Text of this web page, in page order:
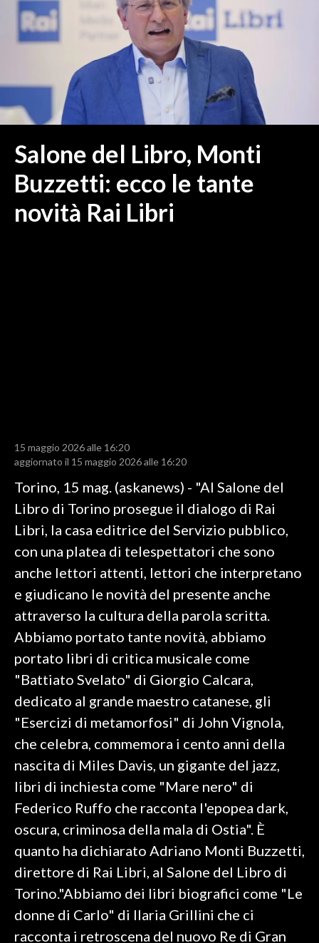
MEDIO CAMPIDANO
ORISTANO E PROVINCIA
NUORO E PROVINCIA
OGLIASTRA
ITALIA
MONDO
RISULTATI E CLASSIFICHE
CALCIO REGIONALE
BASKET
VOLLEY
MOTORI
TENNIS
ALTRI SPORT
CULTURA
SPETTACOLI
GOSSIP
SALUTE
SARDEGNA TURISMO
SARDI NEL MONDO
NOTIZIE
EVENTI
3 MINUTI CON
Salone del Libro, Monti
Buzzetti: ecco le tante
novità Rai Libri
15 maggio 2026 alle 16:20
aggiornato il 15 maggio 2026 alle 16:20
Torino, 15 mag. (askanews) - "Al Salone del
Libro di Torino prosegue il dialogo di Rai
Libri, la casa editrice del Servizio pubblico,
con una platea di telespettatori che sono
anche lettori attenti, lettori che interpretano
e giudicano le novità del presente anche
attraverso la cultura della parola scritta.
Abbiamo portato tante novità, abbiamo
portato libri di critica musicale come
"Battiato Svelato" di Giorgio Calcara,
dedicato al grande maestro catanese, gli
"Esercizi di metamorfosi" di John Vignola,
che celebra, commemora i cento anni della
nascita di Miles Davis, un gigante del jazz,
libri di inchiesta come "Mare nero" di
Federico Ruffo che racconta l'epopea dark,
oscura, criminosa della mala di Ostia". È
quanto ha dichiarato Adriano Monti Buzzetti,
direttore di Rai Libri, al Salone del Libro di
Torino."Abbiamo dei libri biografici come "Le
donne di Carlo" di Ilaria Grillini che ci
racconta i retroscena del nuovo Re di Gran